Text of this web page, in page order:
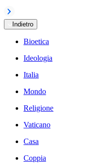
Indietro
Bioetica
Ideologia
Italia
Mondo
Religione
Vaticano
Casa
Coppia